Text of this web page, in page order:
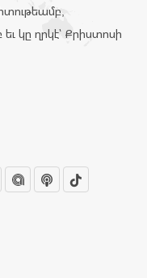
կը ղրկէ՝ Քրիստոսի